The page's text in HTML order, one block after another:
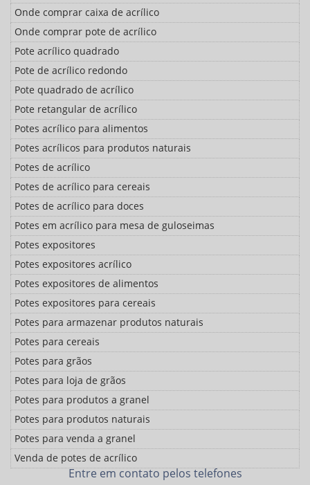
Onde comprar caixa de acrílico
Onde comprar pote de acrílico
Pote acrílico quadrado
Pote de acrílico redondo
Pote quadrado de acrílico
Pote retangular de acrílico
Potes acrílico para alimentos
Potes acrílicos para produtos naturais
Potes de acrílico
Potes de acrílico para cereais
Potes de acrílico para doces
Potes em acrílico para mesa de guloseimas
Potes expositores
Potes expositores acrílico
Potes expositores de alimentos
Potes expositores para cereais
Potes para armazenar produtos naturais
Potes para cereais
Potes para grãos
Potes para loja de grãos
Potes para produtos a granel
Potes para produtos naturais
Potes para venda a granel
Venda de potes de acrílico
Entre em contato pelos telefones